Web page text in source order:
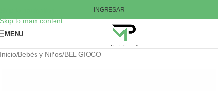
Skip to main content
INGRESAR
MENU
Inicio/Bebés y Niños/BEL GIOCO